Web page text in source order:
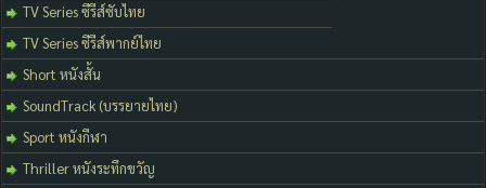
TV Series ซีรีส์ซับไทย
TV Series ซีรีส์พากย์ไทย
Short หนังสั้น
SoundTrack (บรรยายไทย)
Sport หนังกีฬา
Thriller หนังระทึกขวัญ